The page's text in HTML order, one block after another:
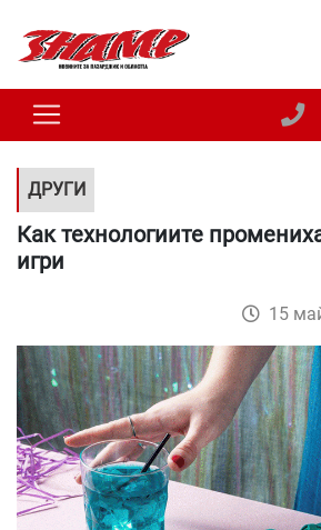
ДРУГИ
Как технологиите
игри
15